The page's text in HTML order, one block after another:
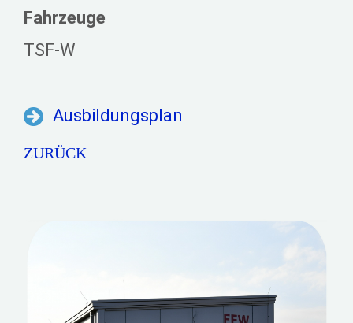
Fahrzeuge
TSF-W
Ausbildungsplan
ZURÜCK